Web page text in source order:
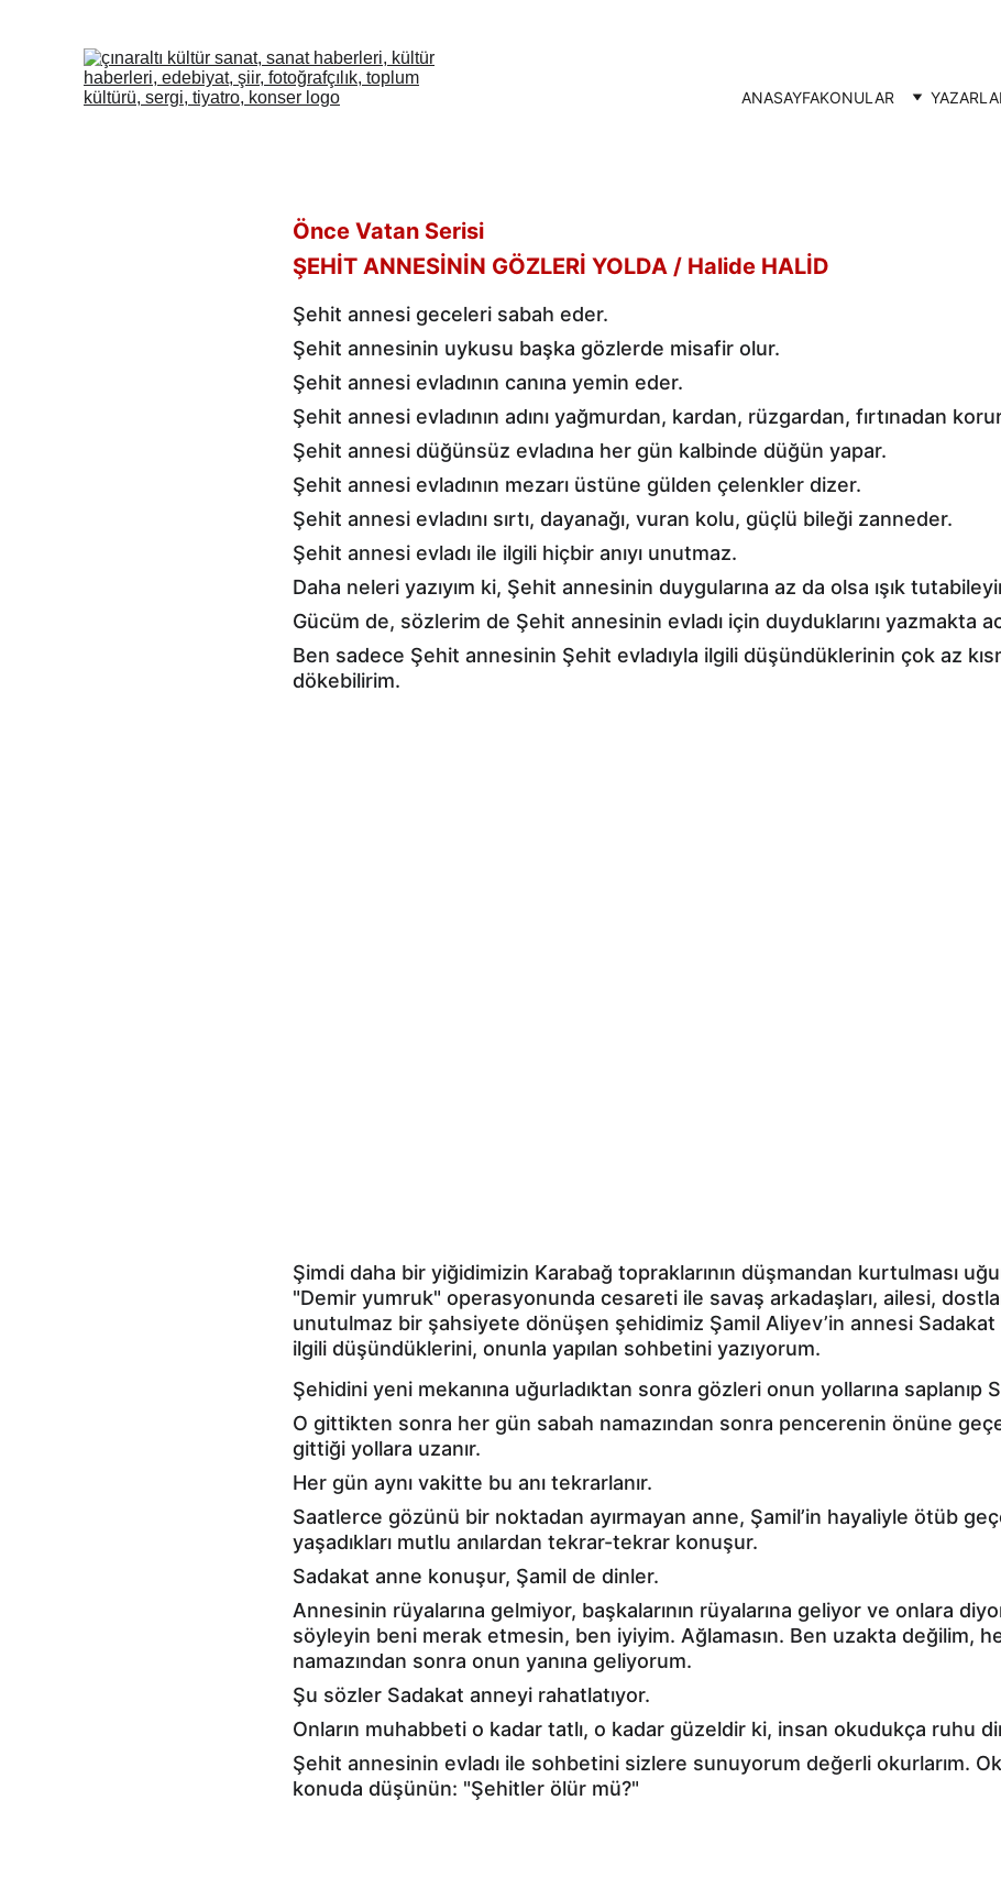
ANASAYFAKONULAR
Önce Vatan Serisi
ŞEHİT ANNESİNİN GÖZLERİ YOLDA / Halide HALİD
Şehit annesi geceleri sabah eder.
Şehit annesinin uykusu başka gözlerde misafir olur.
Şehit annesi evladının canına yemin eder.
Şehit annesi evladının adını yağmurdan, kardan, rüzgardan, fırtınadan
Şehit annesi düğünsüz evladına her gün kalbinde düğün yapar.
Şehit annesi evladının mezarı üstüne gülden çelenkler dizer.
Şehit annesi evladını sırtı, dayanağı, vuran kolu, güçlü bileği zanneder.
Şehit annesi evladı ile ilgili hiçbir anıyı unutmaz.
Daha neleri yazıyım ki, Şehit annesinin duygularına az da olsa ışık
Gücüm de, sözlerim de Şehit annesinin evladı için duyduklarını yazmakta
Ben sadece Şehit annesinin Şehit evladıyla ilgili düşündüklerinin çok az
dökebilirim.
Şimdi daha bir yiğidimizin Karabağ topraklarının düşmandan kurtulması
"Demir yumruk" operasyonunda cesareti ile savaş arkadaşları, ailesi,
unutulmaz bir şahsiyete dönüşen şehidimiz Şamil Aliyev’in annesi Sadakat
ilgili düşündüklerini, onunla yapılan sohbetini yazıyorum.
Şehidini yeni mekanına uğurladıktan sonra gözleri onun yollarına saplanıp
O gittikten sonra her gün sabah namazından sonra pencerenin önüne
gittiği yollara uzanır.
Her gün aynı vakitte bu anı tekrarlanır.
Saatlerce gözünü bir noktadan ayırmayan anne, Şamil’in hayaliyle ötüb
yaşadıkları mutlu anılardan tekrar-tekrar konuşur.
Sadakat anne konuşur, Şamil de dinler.
Annesinin rüyalarına gelmiyor, başkalarının rüyalarına geliyor ve onlara
söyleyin beni merak etmesin, ben iyiyim. Ağlamasın. Ben uzakta değilim,
namazından sonra onun yanına geliyorum.
Şu sözler Sadakat anneyi rahatlatıyor.
Onların muhabbeti o kadar tatlı, o kadar güzeldir ki, insan okudukça ruhu
Şehit annesinin evladı ile sohbetini sizlere sunuyorum değerli okurlarım.
konuda düşünün: "Şehitler ölür mü?"